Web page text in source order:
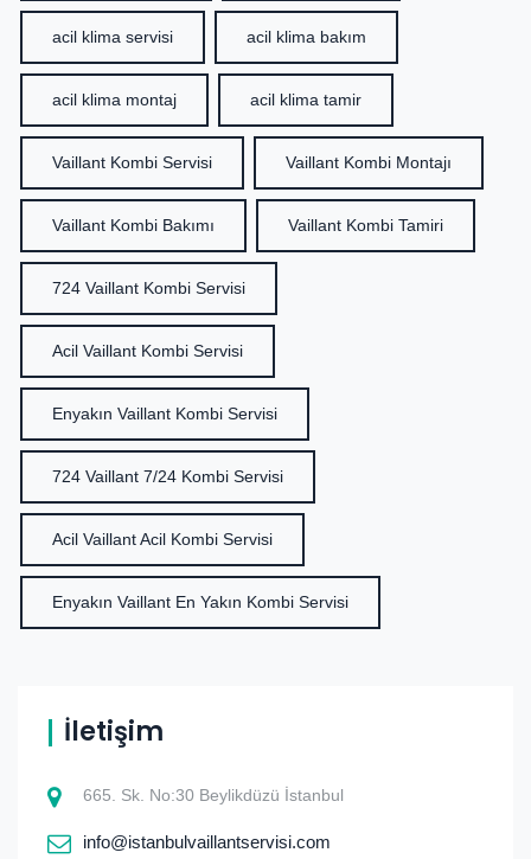
acil klima servisi acil klima bakım
acil klima montaj acil klima tamir
Vaillant Kombi Servisi Vaillant Kombi Montajı
Vaillant Kombi Bakımı Vaillant Kombi Tamiri
724 Vaillant Kombi Servisi
Acil Vaillant Kombi Servisi
Enyakın Vaillant Kombi Servisi
724 Vaillant 7/24 Kombi Servisi
Acil Vaillant Acil Kombi Servisi
Enyakın Vaillant En Yakın Kombi Servisi
İletişim
665. Sk. No:30 Beylikdüzü İstanbul
info@istanbulvaillantservisi.com